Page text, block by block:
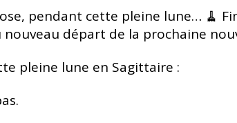
pendant cette pleine lune… 🧹
départ de la prochaine
pleine lune en Sagittaire :